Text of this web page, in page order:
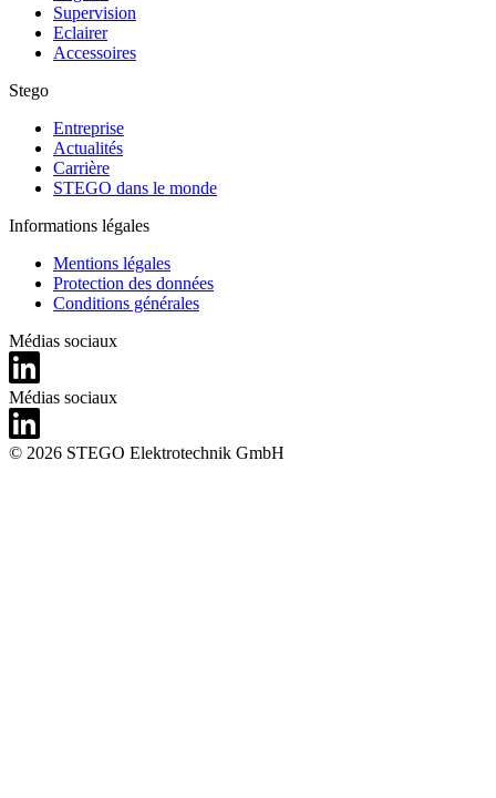
Supervision
Eclairer
Accessoires
Stego
Entreprise
Actualités
Carrière
STEGO dans le monde
Informations légales
Mentions légales
Protection des données
Conditions générales
Médias sociaux
Médias sociaux
© 2026 STEGO Elektrotechnik GmbH